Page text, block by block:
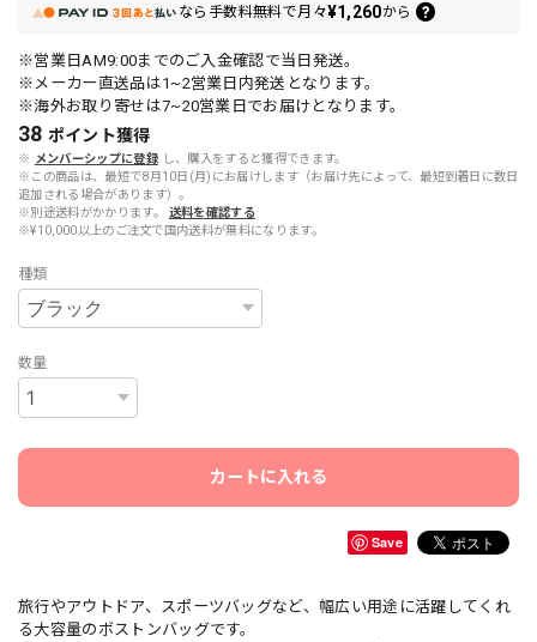
なら 手数料無料で月々¥1,260から
※営業日AM9:00までのご入金確認で当日発送。
※メーカー直送品は1~2営業日内発送となります。
※海外お取り寄せは7~20営業日でお届けとなります。
38 ポイント獲得
※ メンバーシップに登録 し、購入をすると獲得できます。
※この商品は、最短で8月10日(月)にお届けします（お届け先によって、最短到着日に数日
追加される場合があります）。
※別途送料がかかります。
送料を確認する
※¥10,000以上のご注文で国内送料が無料になります。
種類
数量
カートに入れる
Save
旅行やアウトドア、スポーツバッグなど、幅広い用途に活躍してくれ
る大容量のボストンバッグです。